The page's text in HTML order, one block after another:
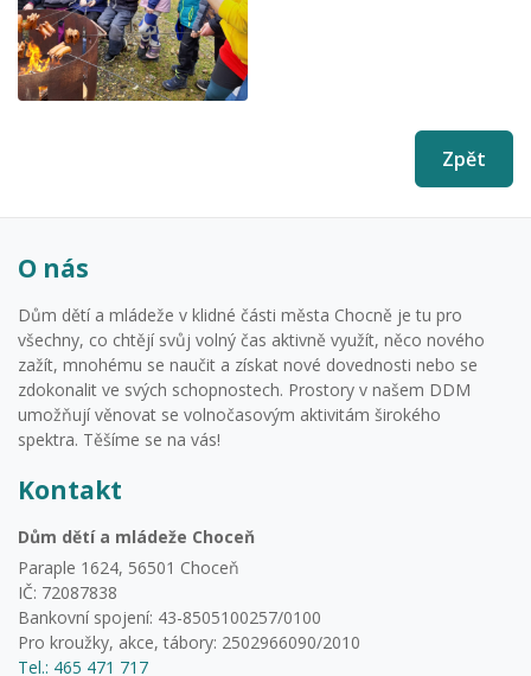
Zpět
O nás
Dům dětí a mládeže v klidné části města Chocně je tu pro
všechny, co chtějí svůj volný čas aktivně využít, něco nového
zažít, mnohému se naučit a získat nové dovednosti nebo se
zdokonalit ve svých schopnostech. Prostory v našem DDM
umožňují věnovat se volnočasovým aktivitám širokého
spektra. Těšíme se na vás!
Kontakt
Dům dětí a mládeže Choceň
Paraple 1624, 56501 Choceň
IČ: 72087838
Bankovní spojení: 43-8505100257/0100
Pro kroužky, akce, tábory: 2502966090/2010
Tel.: 465 471 717